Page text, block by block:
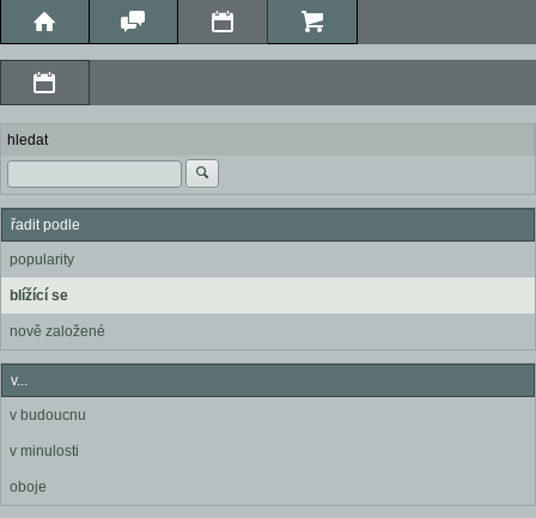
hledat
řadit podle
popularity
blížící se
nově založené
v...
v budoucnu
v minulosti
oboje